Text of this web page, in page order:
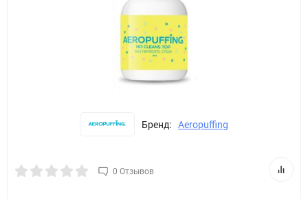
Бренд: Aeropuffing
0 Отзывов